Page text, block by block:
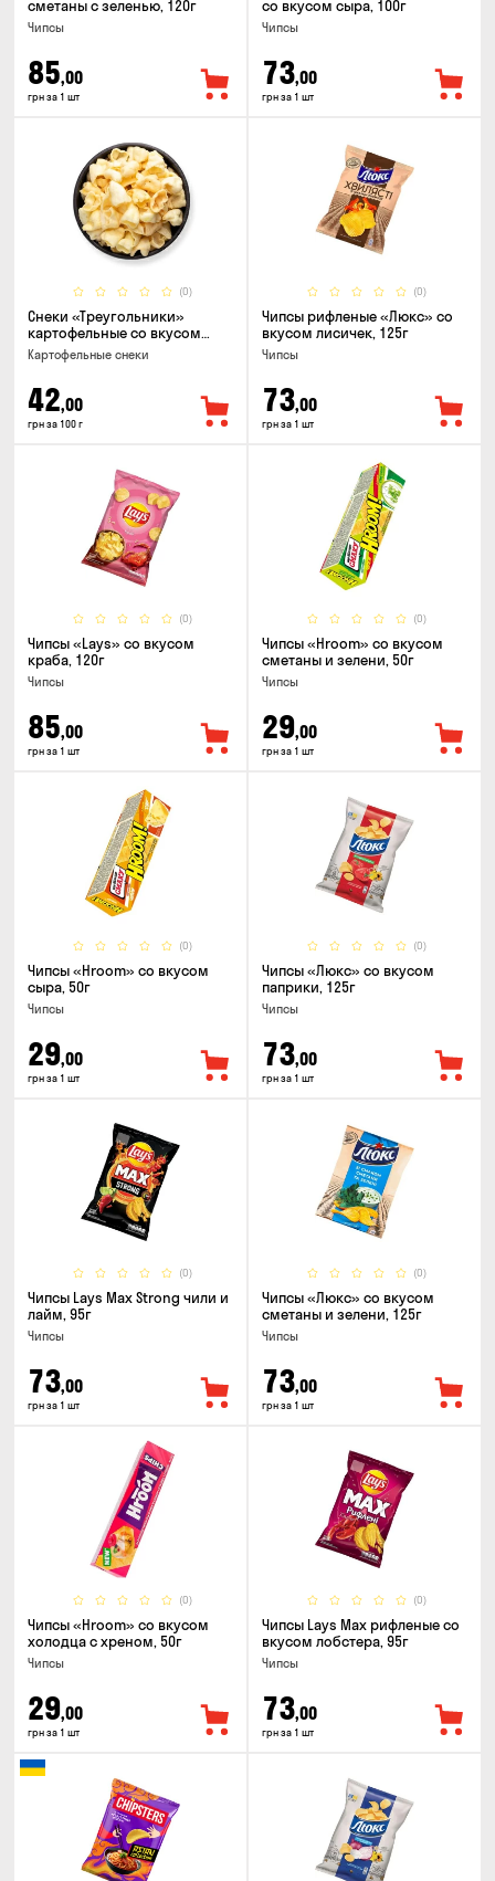
сметаны с зеленью, 120г
Чипсы
85,00
грн за 1 шт
со вкусом сыра, 100г
Чипсы
73,00
грн за 1 шт
(0)
Снеки «Треугольники»
картофельные со вкусом
сметаны с луком
Картофельные снеки
42,00
грн за 100 г
(0)
Чипсы рифленые «Люкс» со
вкусом лисичек, 125г
Чипсы
73,00
грн за 1 шт
(0)
Чипсы «Lays» со вкусом
краба, 120г
Чипсы
85,00
грн за 1 шт
(0)
Чипсы «Hroom» со вкусом
сметаны и зелени, 50г
Чипсы
29,00
грн за 1 шт
(0)
Чипсы «Hroom» со вкусом
сыра, 50г
Чипсы
29,00
грн за 1 шт
(0)
Чипсы «Люкс» со вкусом
паприки, 125г
Чипсы
73,00
грн за 1 шт
(0)
Чипсы Lays Max Strong чили и
лайм, 95г
Чипсы
73,00
грн за 1 шт
(0)
Чипсы «Люкс» со вкусом
сметаны и зелени, 125г
Чипсы
73,00
грн за 1 шт
(0)
Чипсы «Hroom» со вкусом
холодца с хреном, 50г
Чипсы
29,00
грн за 1 шт
(0)
Чипсы Lays Max рифленые со
вкусом лобстера, 95г
Чипсы
73,00
грн за 1 шт